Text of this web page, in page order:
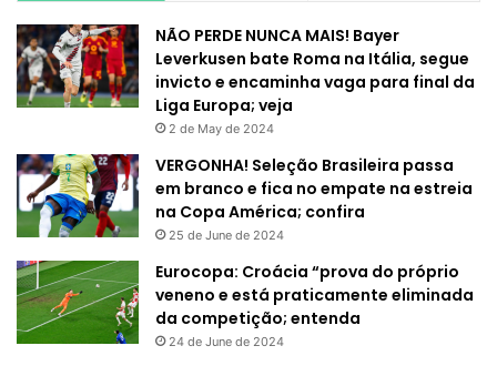
NÃO PERDE NUNCA MAIS! Bayer
Leverkusen bate Roma na Itália, segue
invicto e encaminha vaga para final da
Liga Europa; veja
2 de May de 2024
VERGONHA! Seleção Brasileira passa
em branco e fica no empate na estreia
na Copa América; confira
25 de June de 2024
Eurocopa: Croácia “prova do próprio
veneno e está praticamente eliminada
da competição; entenda
24 de June de 2024